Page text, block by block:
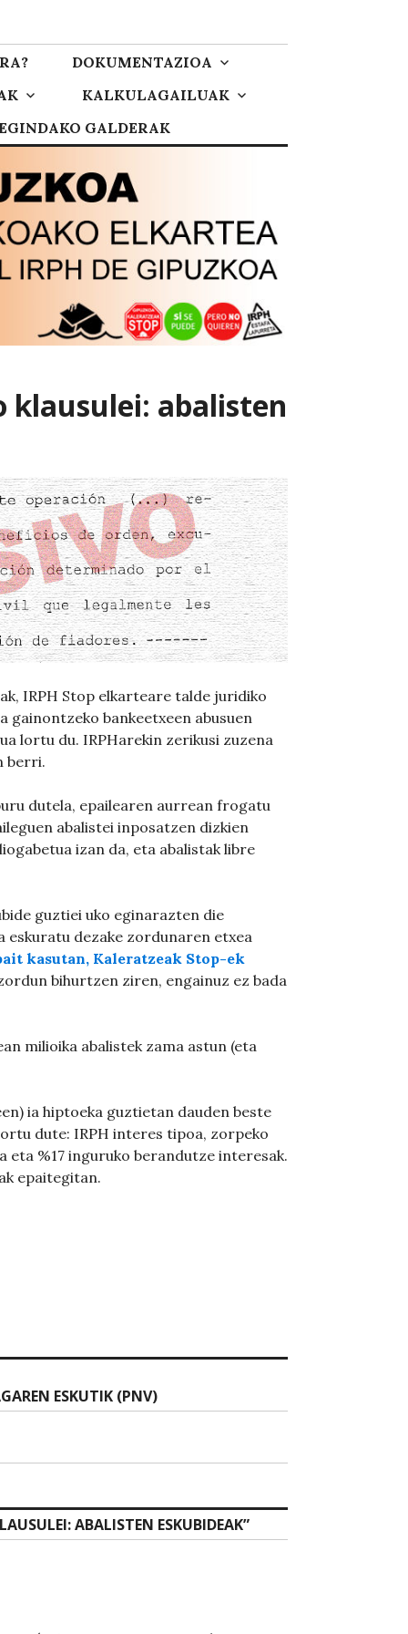
DOKUMENTAZIOA
KALKULAGAILUAK
GALDERAK
klausulei: abalisten
IRPH Stop elkarteare talde juridiko
gainontzeko bankeetxeen abusuen
lortu du. IRPHarekin zerikusi zuzena
berri.
dutela, epailearen aurrean frogatu
abalistei inposatzen dizkien
izan da, eta abalistak libre
guztiei uko eginarazten die
dezake zordunaren etxea
kasutan, Kaleratzeak Stop-ek
bihurtzen ziren, engainuz ez bada
milioika abalistek zama astun (eta
ia hiptoeka guztietan dauden beste
dute: IRPH interes tipoa, zorpeko
%17 inguruko berandutze interesak.
epaitegitan.
ESKUTIK (PNV)
ABALISTEN ESKUBIDEAK”